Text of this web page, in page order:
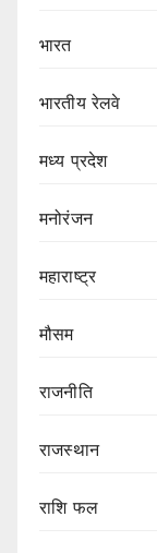
भारत
भारतीय रेलवे
मध्य प्रदेश
मनोरंजन
महाराष्ट्र
मौसम
राजनीति
राजस्थान
राशि फल